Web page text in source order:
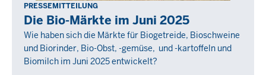
Freitag,
1
August
2025
-
PRESSEMITTEILUNG
Die Bio-Märkte im Juni 2025
Wie haben sich die Märkte für Biogetreide, Bioschweine
und Biorinder, Bio-Obst, -gemüse, und -kartoffeln und
Biomilch im Juni 2025 entwickelt?